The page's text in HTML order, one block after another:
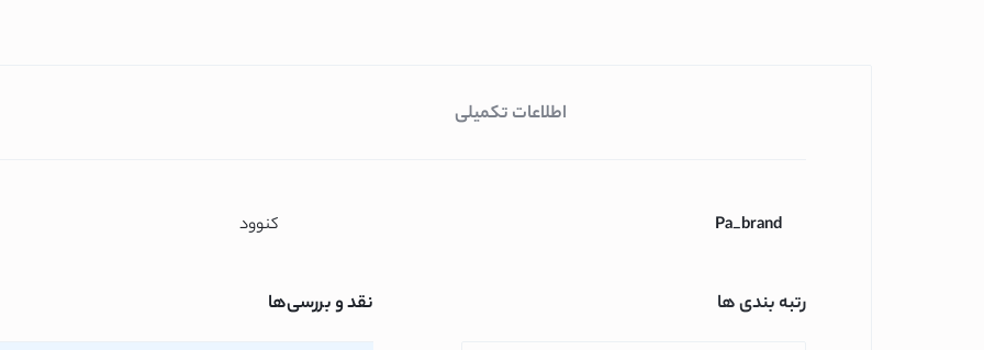
اطلاعات تکمیلی
Pa_brand کنوود
رتبه بندی ها نقد و بررسی‌ها